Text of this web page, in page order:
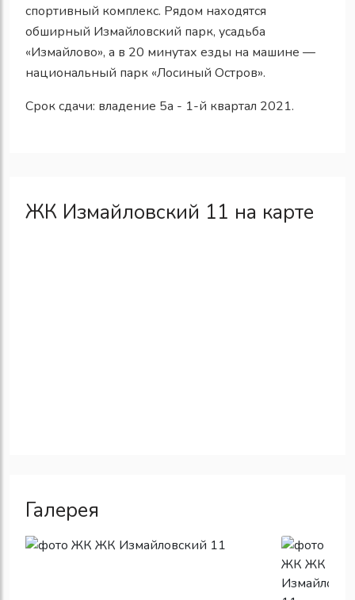
спортивный комплекс. Рядом находятся
обширный Измайловский парк, усадьба
«Измайлово», а в 20 минутах езды на машине —
национальный парк «Лосиный Остров».
Срок сдачи: владение 5а - 1-й квартал 2021.
ЖК Измайловский 11 на карте
Галерея